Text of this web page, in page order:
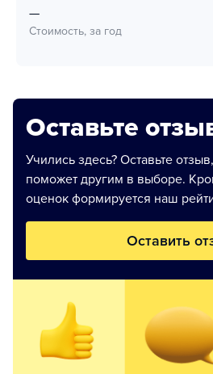
—
Стоимость, за год
Оставьте
Учились здесь? Оставьте
поможет другим в выборе.
оценок формируется наш
Оставить